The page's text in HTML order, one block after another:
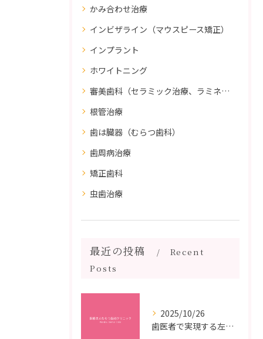
かみ合わせ治療
インビザライン（マウスピース矯正）
インプラント
ホワイトニング
審美歯科（セラミック治療、ラミネートべニア、ダイレクトボンディング）
根管治療
歯は臓器（むらつ歯科）
歯周病治療
矯正歯科
虫歯治療
最近の投稿
Recent
Posts
2025/10/26
歯医者で実現する左右対称治療のポイントと矯正治療選びの疑問解決ガイド